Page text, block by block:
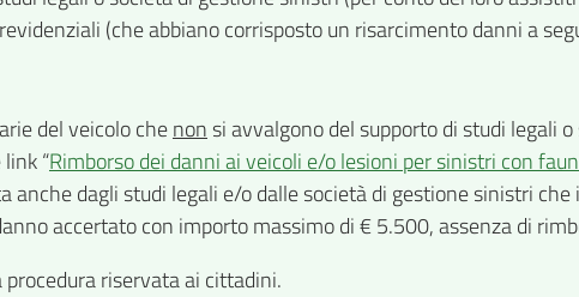
(che abbiano corrisposto un risarcimento danni a
del veicolo chenon si avvalgono del supporto di studi legali
“Rimborso dei danni ai veicoli e/o lesioni per sinistri con
anche dagli studi legali e/o dalle società di gestione sinistri
accertato con importo massimo di € 5.500, assenza di
riservata ai cittadini.